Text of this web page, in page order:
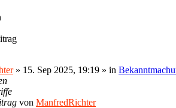
» 15. Sep 2025, 19:19 » in
von ManfredRichter